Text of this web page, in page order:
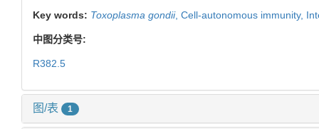
Key words: Toxoplasma gondii, Cell-autonomous immunity,
中图分类号:
R382.5
图/表 1